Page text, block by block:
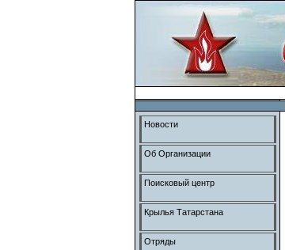
Новости
Об Организации
Поисковый центр
Крылья Татарстана
Отряды